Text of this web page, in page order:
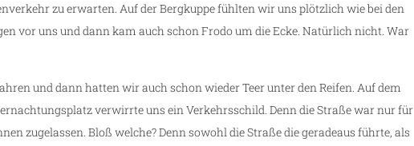
zu erwarten. Auf der Bergkuppe fühlten wir uns plötzlich wie bei den
vor uns und dann kam auch schon Frodo um die Ecke. Natürlich nicht. War
und dann hatten wir auch schon wieder Teer unter den Reifen. Auf dem
verwirrte uns ein Verkehrsschild. Denn die Straße war nur für
zugelassen. Bloß welche? Denn sowohl die Straße die geradeaus führte, als